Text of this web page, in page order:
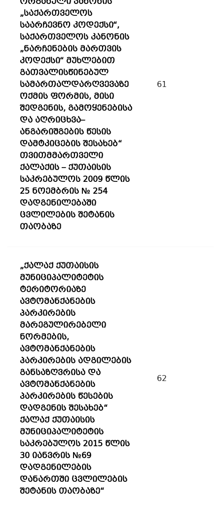
„საქართველოს
საარჩევნო კოდექსი“,
საქართველოს კანონის
„ნარჩენების მართვის
კოდექსი“ მუხლებით
გათვალისწინებულ
სამართალდარღვევაზე
ოქმის ფორმის, მისი
შედგენის, გამოყენებისა
და აღრიცხვა–
ანგარიშგების წესის
დამტკიცების შესახებ“
თვითმმართველი
ქალაქის – ქუთაისის
საკრებულოს 2009 წლის
25 ნოემბრის № 254
დადგენილებაში
ცვლილების შეტანის
თაობაზე
61
„ქალაქ ქუთაისის
მუნიციპალიტეტის
ტერიტორიაზე
ავტომანქანების
პარკირების
მარეგულირებელი
ნორმების,
ავტომანქანების
პარკირების ადგილების
განსაზღვრისა და
ავტომანქანების
პარკირების წესების
დადგენის შესახებ“
ქალაქ ქუთაისის
მუნიციპალიტეტის
საკრებულოს 2015 წლის
30 იანვრის №69
დადგენილების
დანართში ცვლილების
შეტანის თაობაზე“
62